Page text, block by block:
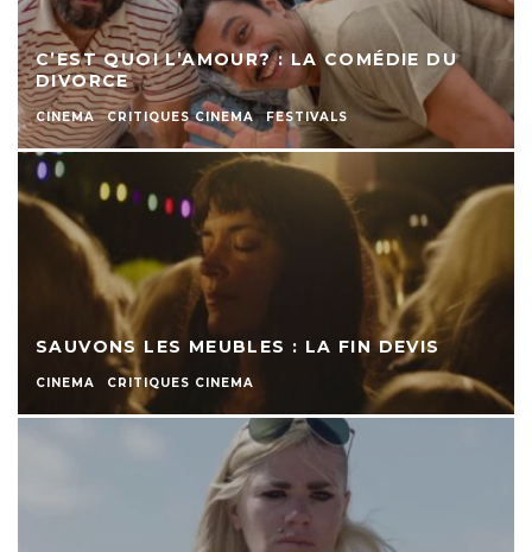
C’EST QUOI L’AMOUR? : LA COMÉDIE DU
DIVORCE
CINEMA CRITIQUES CINEMA FESTIVALS
SAUVONS LES MEUBLES : LA FIN DEVIS
CINEMA CRITIQUES CINEMA